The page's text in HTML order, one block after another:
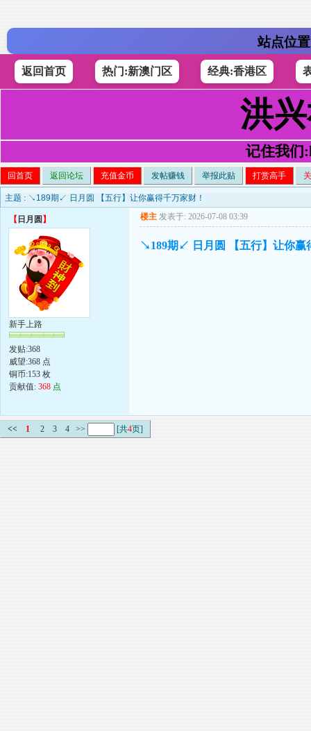
站点位
返回首页 热门:新澳门区 经典:香港区
洪
记住我们
回首页 返回论坛 充值金币 发帖赚钱 举报此贴 打赏高手
主题 : ↘189期↙ 日月圆 【五行】让你赢得千万家财！
【 日月圆 】
新手上路
发贴:368
威望:368 点
铜币:153 枚
贡献值: 368 点
楼主 发表于: 2026-07-08 03:39
↘189期↙ 日月圆 【五行】让你赢
<< 1 2 3 4 >> [共4页]